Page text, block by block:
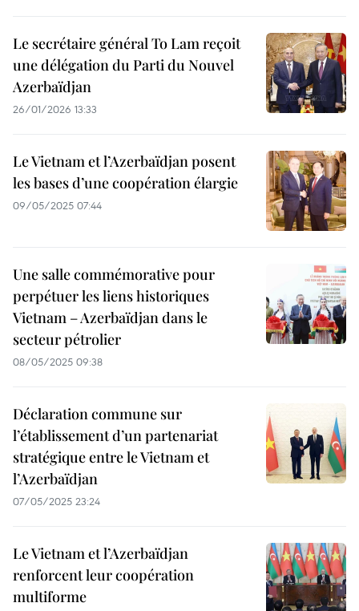
Le secrétaire général To Lam reçoit
une délégation du Parti du Nouvel
Azerbaïdjan
26/01/2026 13:33
Le Vietnam et l’Azerbaïdjan posent
les bases d’une coopération élargie
09/05/2025 07:44
Une salle commémorative pour
perpétuer les liens historiques
Vietnam – Azerbaïdjan dans le
secteur pétrolier
08/05/2025 09:38
Déclaration commune sur
l’établissement d’un partenariat
stratégique entre le Vietnam et
l’Azerbaïdjan
07/05/2025 23:24
Le Vietnam et l’Azerbaïdjan
renforcent leur coopération
multiforme